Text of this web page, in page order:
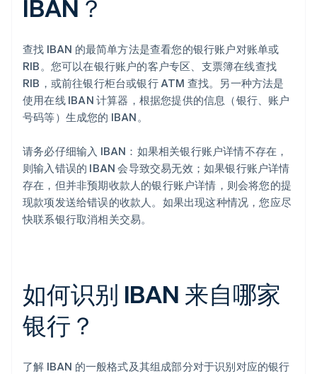
IBAN？
查找 IBAN 的最简单方法是查看您的银行账户对账单或
RIB。您可以在银行账户的客户专区、支票簿在线查找
RIB，或前往银行柜台或银行 ATM 查找。另一种方法是
使用在线 IBAN 计算器，根据您提供的信息（银行、账户
号码等）生成您的 IBAN。
请务必仔细输入 IBAN：如果相关银行账户详情不存在，
则输入错误的 IBAN 会导致交易无效；如果银行账户详情
存在，但并非预期收款人的银行账户详情，则会将您的提
现款项发送给错误的收款人。如果出现这种情况，您应尽
快联系银行取消相关交易。
如何识别 IBAN 来自哪家
银行？
了解 IBAN 的一般格式及其组成部分对于识别对应的银行